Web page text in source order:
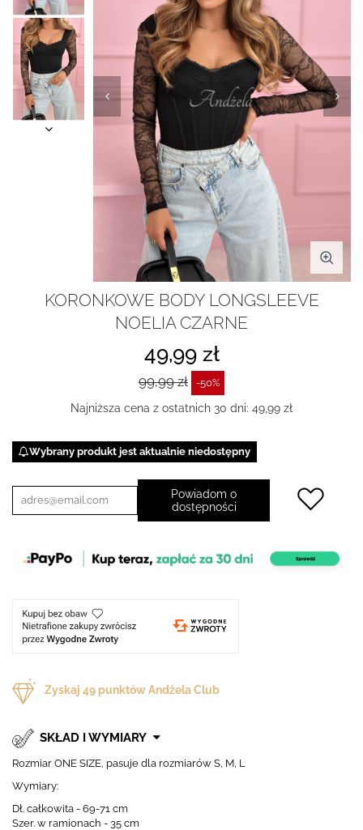
KORONKOWE BODY LONGSLEEVE
NOELIA CZARNE
49,99 zł
99,99 zł -50%
Najniższa cena z ostatnich 30 dni: 49,99 zł
Wybrany produkt jest aktualnie niedostępny
Powiadom o
dostępności
Zyskaj 49 punktów Andżela Club
SKŁAD I WYMIARY
Rozmiar ONE SIZE, pasuje dla rozmiarów S, M, L
Wymiary:
Dł. całkowita - 69-71 cm
Szer. w ramionach - 35 cm